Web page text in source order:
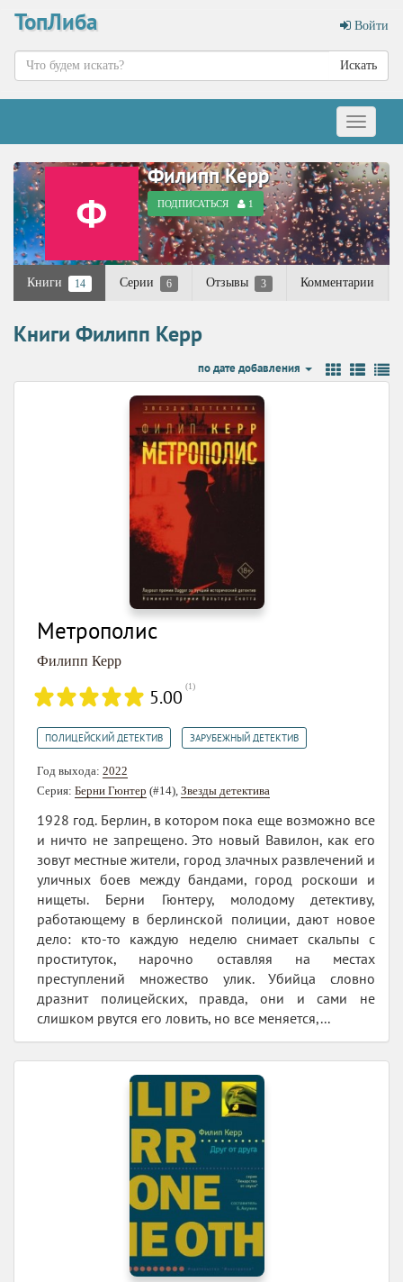
ТопЛиба Войти
Искать
Меню
Филипп Керр
ПОДПИСАТЬСЯ 1
Книги 14 Серии 6 Отзывы 3 Комментарии
Книги Филипп Керр
по дате добавления
Метрополис
Филипп Керр
5.00 (1)
ПОЛИЦЕЙСКИЙ ДЕТЕКТИВ ЗАРУБЕЖНЫЙ ДЕТЕКТИВ
Год выхода: 2022
Серия: Берни Гюнтер (#14), Звезды детектива
1928 год. Берлин, в котором пока еще возможно все
и ничто не запрещено. Это новый Вавилон, как его
зовут местные жители, город злачных развлечений и
уличных боев между бандами, город роскоши и
нищеты. Берни Гюнтеру, молодому детективу,
работающему в берлинской полиции, дают новое
дело: кто-то каждую неделю снимает скальпы с
проституток, нарочно оставляя на местах
преступлений множество улик. Убийца словно
дразнит полицейских, правда, они и сами не
слишком рвутся его ловить, но все меняется,...